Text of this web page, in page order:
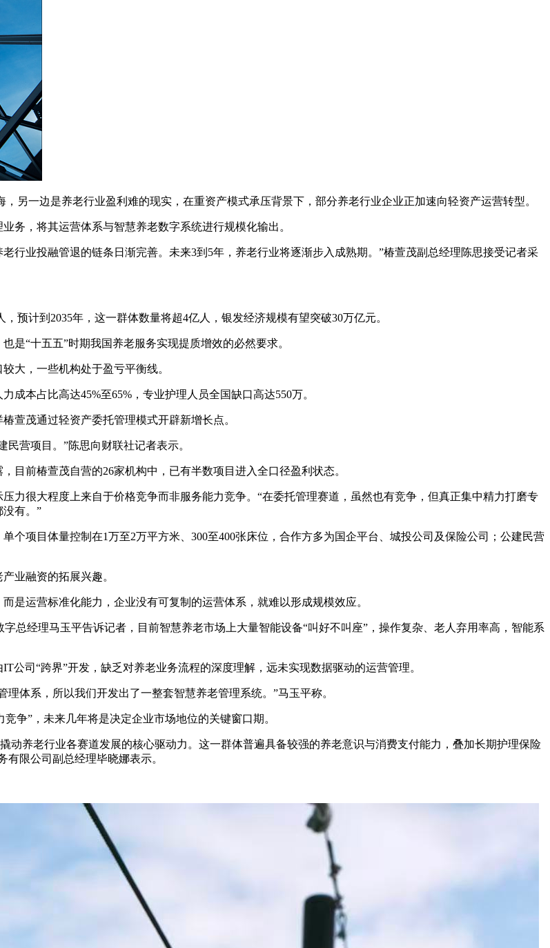
另一边是养老行业盈利难的现实，在重资产模式承压背景下，部分养老行业企业正加速向轻资产运营转型。
务，将其运营体系与智慧养老数字系统进行规模化输出。
行业投融管退的链条日渐完善。未来3到5年，养老行业将逐渐步入成熟期。”椿萱茂副总经理陈思接受记者采
预计到2035年，这一群体数量将超4亿人，银发经济规模有望突破30万亿元。
是“十五五”时期我国养老服务实现提质增效的必然要求。
大，一些机构处于盈亏平衡线。
本占比高达45%至65%，专业护理人员全国缺口高达550万。
萱茂通过轻资产委托管理模式开辟新增长点。
营项目。”陈思向财联社记者表示。
目前椿萱茂自营的26家机构中，已有半数项目进入全口径盈利状态。
力很大程度上来自于价格竞争而非服务能力竞争。“在委托管理赛道，虽然也有竞争，但真正集中精力打磨专
有。”
个项目体量控制在1万至2万平方米、300至400张床位，合作方多为国企平台、城投公司及保险公司；公建民营
业融资的拓展兴趣。
是运营标准化能力，企业没有可复制的运营体系，就难以形成规模效应。
总经理马玉平告诉记者，目前智慧养老市场上大量智能设备“叫好不叫座”，操作复杂、老人弃用率高，智能系
司“跨界”开发，缺乏对养老业务流程的深度理解，远未实现数据驱动的运营管理。
体系，所以我们开发出了一整套智慧养老管理系统。”马玉平称。
争”，未来几年将是决定企业市场地位的关键窗口期。
动养老行业各赛道发展的核心驱动力。这一群体普遍具备较强的养老意识与消费支付能力，叠加长期护理保险
限公司副总经理毕晓娜表示。